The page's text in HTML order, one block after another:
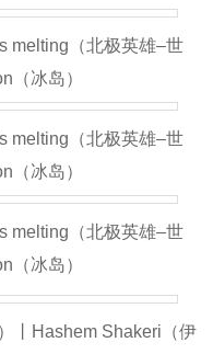
melting（北极英雄–世
（冰岛）
melting（北极英雄–世
（冰岛）
melting（北极英雄–世
（冰岛）
丨Hashem Shakeri（伊